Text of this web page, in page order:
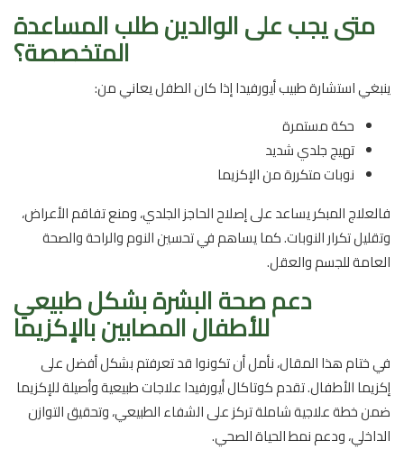
متى يجب على الوالدين طلب المساعدة
المتخصصة؟
ينبغي استشارة طبيب أيورفيدا إذا كان الطفل يعاني من:
حكة مستمرة
تهيج جلدي شديد
نوبات متكررة من الإكزيما
فالعلاج المبكر يساعد على إصلاح الحاجز الجلدي، ومنع تفاقم الأعراض،
وتقليل تكرار النوبات. كما يساهم في تحسين النوم والراحة والصحة
العامة للجسم والعقل.
دعم صحة البشرة بشكل طبيعي
للأطفال المصابين بالإكزيما
في ختام هذا المقال، نأمل أن تكونوا قد تعرفتم بشكل أفضل على
إكزيما الأطفال. تقدم كوتاكال أيورفيدا علاجات طبيعية وأصيلة للإكزيما
ضمن خطة علاجية شاملة تركز على الشفاء الطبيعي، وتحقيق التوازن
الداخلي، ودعم نمط الحياة الصحي.